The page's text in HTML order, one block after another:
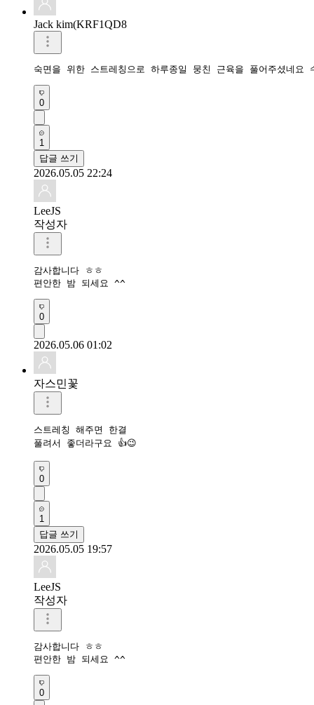
Jack kim(KRF1QD8
숙면을 위한 스트레칭으로 하루종일 뭉친 근육을 풀어주셨네요
0
1
답글 쓰기
2026.05.05 22:24
LeeJS
작성자
감사합니다 ㅎㅎ
편안한 밤 되세요 ^^
0
2026.05.06 01:02
자스민꽃
스트레칭 해주면 한결
풀려서 좋더라구요 👍😉
0
1
답글 쓰기
2026.05.05 19:57
LeeJS
작성자
감사합니다 ㅎㅎ
편안한 밤 되세요 ^^
0